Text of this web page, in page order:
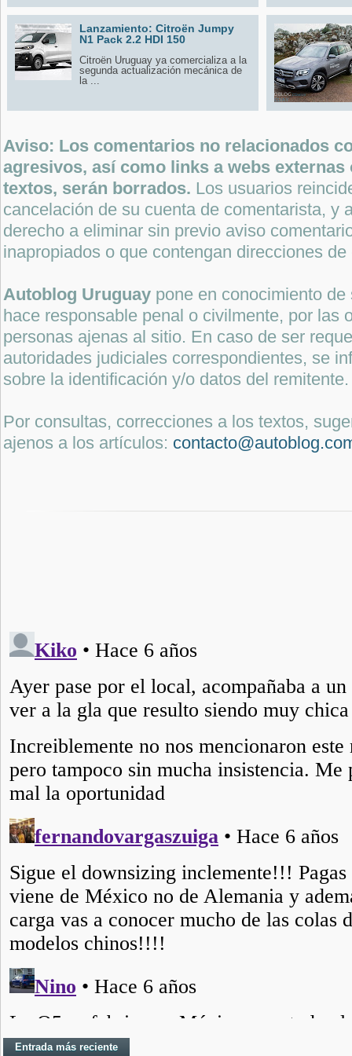
Lanzamiento: Citroën Jumpy
N1 Pack 2.2 HDI 150
Citroën Uruguay ya comercializa a la
segunda actualización mecánica de
la ...
Aviso: Los comentarios no relacionados
agresivos, así como links a webs
textos, serán borrados. Los usuarios
cancelación de su cuenta de comentarista, y
derecho a eliminar sin previo aviso
inapropiados o que contengan direcciones
Autoblog Uruguay pone en conocimiento
hace responsable penal o civilmente, por las
personas ajenas al sitio. En caso de ser
autoridades judiciales correspondientes, se
sobre la identificación y/o datos del remitente.
Por consultas, correcciones a los textos,
ajenos a los artículos:
Entrada más reciente